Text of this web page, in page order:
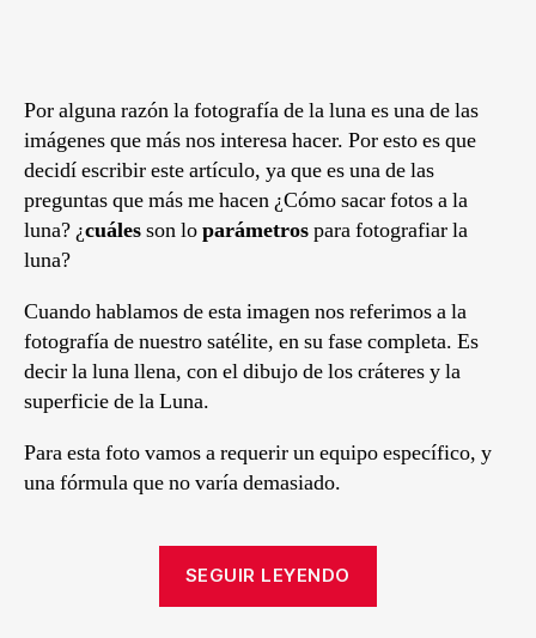
Por alguna razón la fotografía de la luna es una de las
imágenes que más nos interesa hacer. Por esto es que
decidí escribir este artículo, ya que es una de las
preguntas que más me hacen¿Cómo sacar fotos a la
luna? ¿cuálesson loparámetrospara fotografiar la
luna?
Cuando hablamos de esta imagen nos referimos a la
fotografía de nuestro satélite, en su fase completa. Es
decir la luna llena, con el dibujo de los cráteres y la
superficie de la Luna.
Para esta foto vamos a requerir un equipo específico, y
una fórmula que no varía demasiado.
SEGUIR LEYENDO